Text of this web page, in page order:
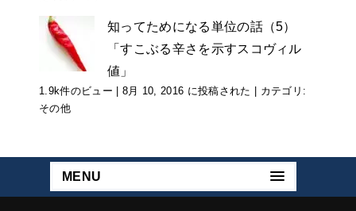
知ってためになる単位の話（5）
「すこぶる辛さを示すスコヴィル
値」
1.9k件のビュー | 8月 10, 2016 に投稿された | カテゴリ:
その他
MENU